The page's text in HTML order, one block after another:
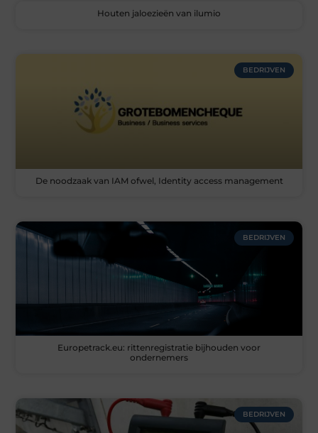
Houten jaloezieën van ilumio
BEDRIJVEN
De noodzaak van IAM ofwel, Identity access management
BEDRIJVEN
Europetrack.eu: rittenregistratie bijhouden voor
ondernemers
BEDRIJVEN